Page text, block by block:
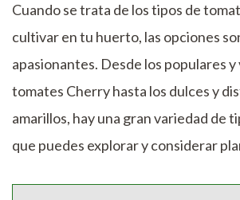
Cuando se trata de los tipos de
cultivar en tu huerto, las opciones
apasionantes. Desde los populares
tomates Cherry hasta los dulces y
amarillos, hay una gran variedad de
que puedes explorar y considerar